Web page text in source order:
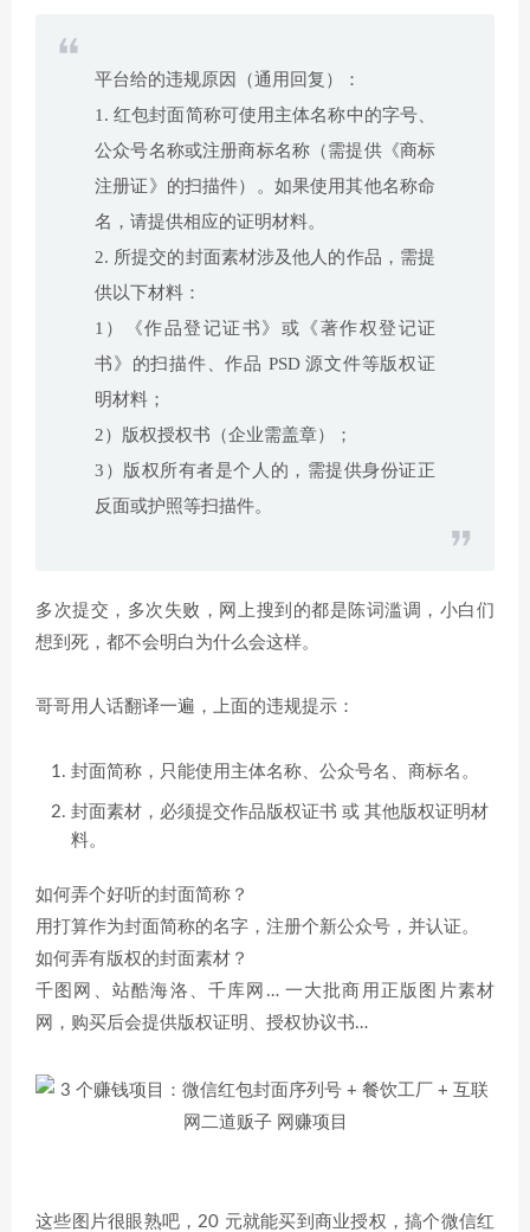
平台给的违规原因（通用回复）：
1. 红包封面简称可使用主体名称中的字号、
公众号名称或注册商标名称（需提供《商标
注册证》的扫描件）。如果使用其他名称命
名，请提供相应的证明材料。
2. 所提交的封面素材涉及他人的作品，需提
供以下材料：
1）《作品登记证书》或《著作权登记证
书》的扫描件、作品 PSD 源文件等版权证
明材料；
2）版权授权书（企业需盖章）；
3）版权所有者是个人的，需提供身份证正
反面或护照等扫描件。
多次提交，多次失败，网上搜到的都是陈词滥调，小白们
想到死，都不会明白为什么会这样。
哥哥用人话翻译一遍，上面的违规提示：
封面简称，只能使用主体名称、公众号名、商标名。
封面素材，必须提交作品版权证书 或 其他版权证明材
料。
如何弄个好听的封面简称？
用打算作为封面简称的名字，注册个新公众号，并认证。
如何弄有版权的封面素材？
千图网、站酷海洛、千库网… 一大批商用正版图片素材
网，购买后会提供版权证明、授权协议书…
这些图片很眼熟吧，20 元就能买到商业授权，搞个微信红